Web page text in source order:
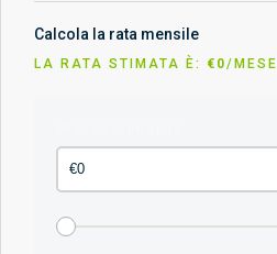
Calcola la rata mensile
LA RATA STIMATA È: €0/MESE